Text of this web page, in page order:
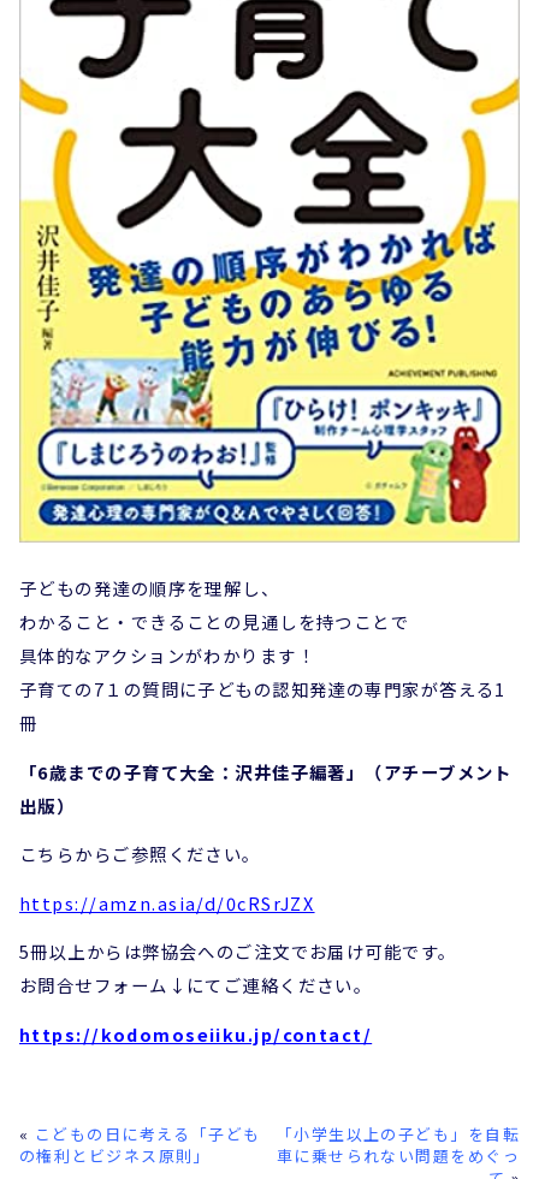
子どもの発達の順序を理解し、
わかること・できることの見通しを持つことで
具体的なアクションがわかります！
子育ての7１の質問に子どもの認知発達の専門家が答える1
冊
「6歳までの子育て大全：沢井佳子編著」（アチーブメント
出版）
こちらからご参照ください。
https://amzn.asia/d/0cRSrJZX
5冊以上からは弊協会へのご注文でお届け可能です。
お問合せフォーム↓にてご連絡ください。
https://kodomoseiiku.jp/contact/
« こどもの日に考える「子ども
の権利とビジネス原則」
「小学生以上の子ども」を自転
車に乗せられない問題をめぐっ